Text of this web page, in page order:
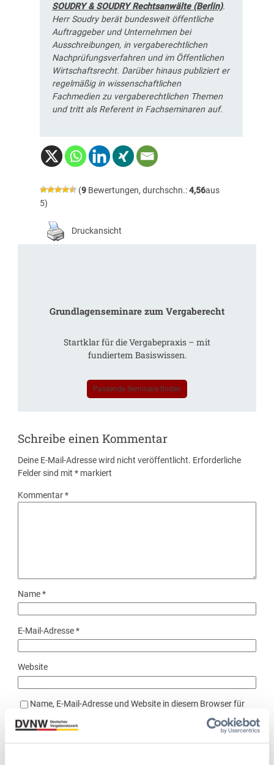
SOUDRY & SOUDRY Rechtsanwälte (Berlin).
Herr Soudry berät bundesweit öffentliche
Auftraggeber und Unternehmen bei
Ausschreibungen, in vergaberechtlichen
Nachprüfungsverfahren und im Öffentlichen
Wirtschaftsrecht. Darüber hinaus publiziert er
regelmäßig in wissenschaftlichen
Fachmedien zu vergaberechtlichen Themen
und tritt als Referent in Fachseminaren auf.
(9Bewertungen, durchschn.:4,56aus
5)
Druckansicht
Grundlagenseminare zum Vergaberecht
Startklar für die Vergabepraxis – mit
fundiertem Basiswissen.
Passende Seminare finden
Schreibe einen Kommentar
Deine E-Mail-Adresse wird nicht veröffentlicht. Erforderliche
Felder sind mit* markiert
Kommentar*
Name*
E-Mail-Adresse*
Website
Name, E-Mail-Adresse und Website in diesem Browser für